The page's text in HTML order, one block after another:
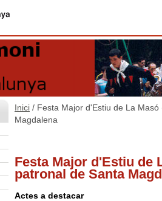
Inici / Festa Major d'Estiu de La
Magdalena
Festa Major d'Estiu de
patronal de Santa
Actes a destacar